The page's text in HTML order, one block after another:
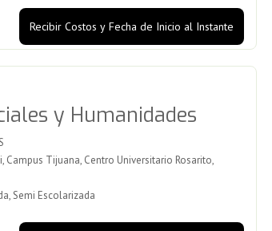
Recibir Costos y Fecha de Inicio al Instante
y Humanidades
Tijuana, Centro Universitario Rosarito,
Semi Escolarizada